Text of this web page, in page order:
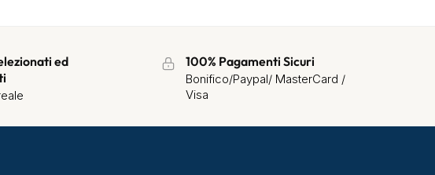
ed
100% Pagamenti Sicuri
Bonifico/Paypal/ MasterCard /
Visa